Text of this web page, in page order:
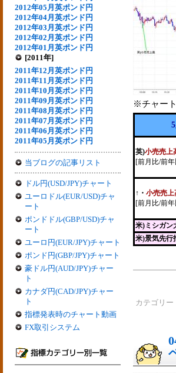
2012年05月英ポンド円
2012年04月英ポンド円
2012年03月英ポンド円
2012年02月英ポンド円
2012年01月英ポンド円
[2011年]
2011年12月英ポンド円
2011年11月英ポンド円
2011年10月英ポンド円
2011年09月英ポンド円
2011年08月英ポンド円
2011年07月英ポンド円
2011年06月英ポンド円
2011年05月英ポンド円
当ブログの記事リスト
ドル円(USD/JPY)チャート
ユーロドル(EUR/USD)チャ
ート
ポンドドル(GBP/USD)チャ
ート
ユーロ円(EUR/JPY)チャート
ポンド円(GBP/JPY)チャート
豪ドル円(AUD/JPY)チャー
ト
カナダ円(CAD/JPY)チャー
ト
指標発表時のチャート動画
FX取引システム
※チャー
英)小売売上
[前月比/前
↑ ・ 小売売上
[前月比/前
米)ミシガン
米)景気先行
カテゴリー